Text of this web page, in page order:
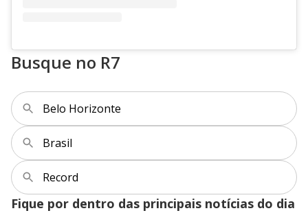
Busque no R7
Belo Horizonte
Brasil
Record
Fique por dentro das principais notícias do dia